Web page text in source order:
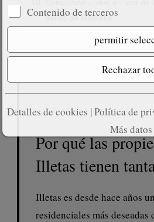
Conclusión – vivir en una de
bellas de Mallorca
Por qué las
Illetas tienen
Illetas es desde hace años
residenciales más deseadas
Contenido de terceros
Detalles de cookies |Política de
Más datos